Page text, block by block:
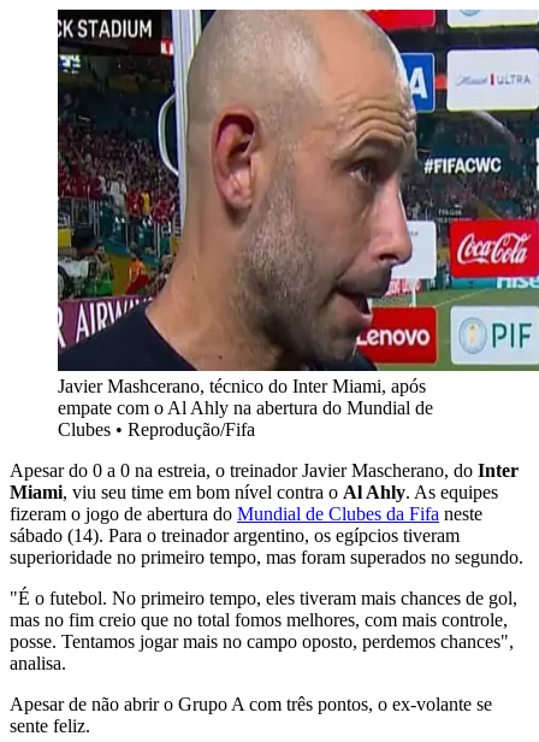
Javier Mashcerano, técnico do Inter Miami, após
empate com o Al Ahly na abertura do Mundial de
Clubes • Reprodução/Fifa
Apesar do 0 a 0 na estreia, o treinador Javier Mascherano, do Inter
Miami, viu seu time em bom nível contra o Al Ahly. As equipes
fizeram o jogo de abertura do Mundial de Clubes da Fifa neste
sábado (14). Para o treinador argentino, os egípcios tiveram
superioridade no primeiro tempo, mas foram superados no segundo.
"É o futebol. No primeiro tempo, eles tiveram mais chances de gol,
mas no fim creio que no total fomos melhores, com mais controle,
posse. Tentamos jogar mais no campo oposto, perdemos chances",
analisa.
Apesar de não abrir o Grupo A com três pontos, o ex-volante se
sente feliz.